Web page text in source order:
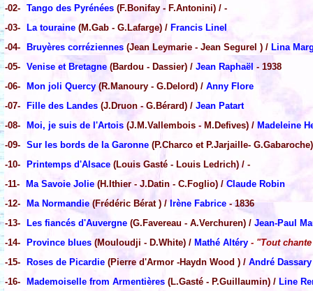
-02- Tango des Pyrénées (F.Bonifay - F.Antonini) / -
-03-
La touraine (M.Gab - G.Lafarge) / Francis Linel
-04-
Bruyères corréziennes (Jean Leymarie - Jean Segurel ) / Lina
-05- Venise et Bretagne (Bardou - Dassier) / Jean Raphaël - 1938
-06-
Mon joli Quercy (R.Manoury - G.Delord) / Anny Flore
-07-
Fille des Landes (J.Druon - G.Bérard) / Jean Patart
-08-
Moi, je suis de l'Artois (J.M.Vallembois - M.Defives) / Madeleine
-09- Sur les bords de la Garonne (P.Charco et P.Jarjaille-
-10-
Printemps d'Alsace (Louis Gasté - Louis Ledrich) / -
-11-
Ma Savoie Jolie (H.Ithier - J.Datin - C.Foglio) / Claude Robin
-12-
Ma Normandie (Frédéric Bérat ) / Irène Fabrice - 1836
-13-
Les fiancés d'Auvergne (G.Favereau - A.Verchuren) / Jean-Paul
-14-
Province blues (Mouloudji - D.White) / Mathé Altéry - "Tout
-15-
Roses de Picardie (Pierre d'Armor -Haydn Wood ) / André Dassary
-16-
Mademoiselle from Armentières (L.Gasté - P.Guillaumin) / Line